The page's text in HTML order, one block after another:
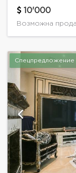
холл,
10'000
Возможна
Спецпредложение